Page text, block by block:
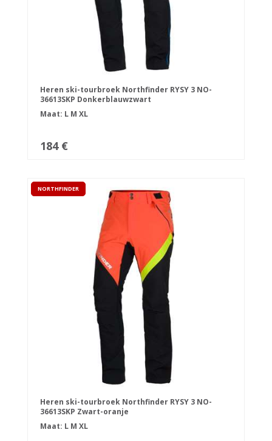
Heren ski-tourbroek Northfinder RYSY 3 NO-
36613SKP Donkerblauwzwart
Maat: L M XL
184 €
NORTHFINDER
Heren ski-tourbroek Northfinder RYSY 3 NO-
36613SKP Zwart-oranje
Maat: L M XL